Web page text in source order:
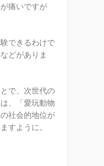
痛いですが
できるわけで
どがありま
で、次世代の
、「愛玩動物
社会的地位が
すように。